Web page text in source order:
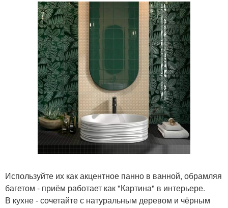
Используйте их как акцентное панно в ванной, обрамляя
багетом - приём работает как "Картина" в интерьере.
В кухне - сочетайте с натуральным деревом и чёрным